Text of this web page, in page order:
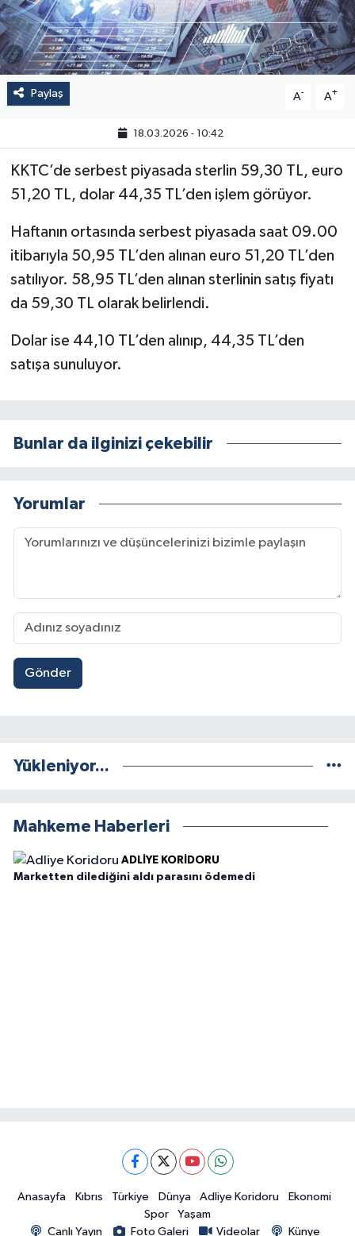
Paylaş A- A+
18.03.2026 - 10:42
KKTC’de serbest piyasada sterlin 59,30 TL, euro
51,20 TL, dolar 44,35 TL’den işlem görüyor.
Haftanın ortasında serbest piyasada saat 09.00
itibarıyla 50,95 TL’den alınan euro 51,20 TL’den
satılıyor. 58,95 TL’den alınan sterlinin satış fiyatı
da 59,30 TL olarak belirlendi.
Dolar ise 44,10 TL’den alınıp, 44,35 TL’den
satışa sunuluyor.
Bunlar da ilginizi çekebilir
Yorumlar
Gönder
Yükleniyor...
Mahkeme Haberleri
ADLIYE KORIDORU
Marketten dilediğini aldı parasını ödemedi
Anasayfa Kıbrıs Türkiye Dünya Adliye Koridoru
Ekonomi
Spor
Yaşam
Canlı Yayın
Foto Galeri Videolar
Künye